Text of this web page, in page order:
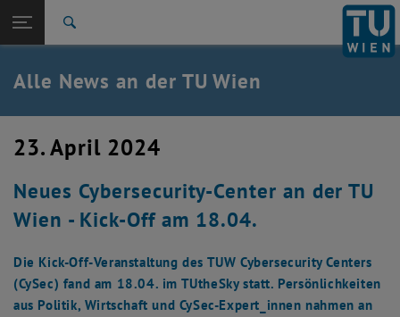
TU Login
Quicklinks
Quicklinks-Menü umschalten
Studium
Karriere
Zurück: Subseiten von TU Wien Startseite auflisten
Zurück zur letzten Ebene:
TU Wien Startseite
Übersicht
Alle News an der TU Wien
23. April 2024
Neues Cybersecurity-Center an der TU
Wien - Kick-Off am 18.04.
Die Kick-Off-Veranstaltung des TUW Cybersecurity Centers
(CySec) fand am 18.04. im TUtheSky statt. Persönlichkeiten
aus Politik, Wirtschaft und CySec-Expert_innen nahmen an